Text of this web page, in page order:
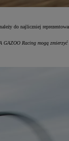
do najliczniej
Racing mogą